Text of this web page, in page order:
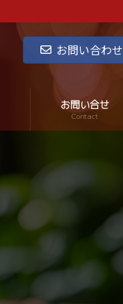
お問い合わせ
お問い合せ
Contact